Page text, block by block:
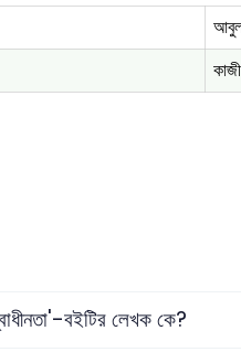
বইটির লেখক কে?